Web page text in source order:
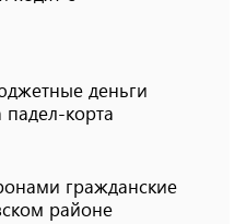
деньги
корта
гражданские
районе